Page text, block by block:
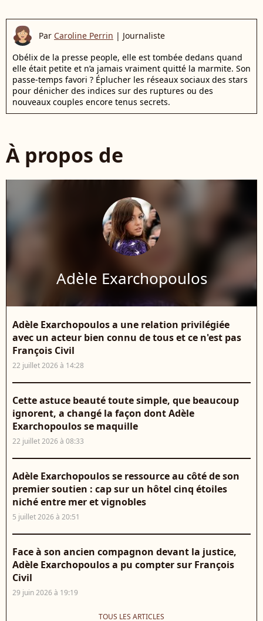
Par Caroline Perrin | Journaliste
Obélix de la presse people, elle est tombée dedans quand
elle était petite et n’a jamais vraiment quitté la marmite. Son
passe-temps favori ? Éplucher les réseaux sociaux des stars
pour dénicher des indices sur des ruptures ou des
nouveaux couples encore tenus secrets.
À propos de
Adèle Exarchopoulos
Adèle Exarchopoulos a une relation privilégiée
avec un acteur bien connu de tous et ce n'est pas
François Civil
22 juillet 2026 à 14:28
Cette astuce beauté toute simple, que beaucoup
ignorent, a changé la façon dont Adèle
Exarchopoulos se maquille
22 juillet 2026 à 08:33
Adèle Exarchopoulos se ressource au côté de son
premier soutien : cap sur un hôtel cinq étoiles
niché entre mer et vignobles
5 juillet 2026 à 20:51
Face à son ancien compagnon devant la justice,
Adèle Exarchopoulos a pu compter sur François
Civil
29 juin 2026 à 19:19
TOUS LES ARTICLES